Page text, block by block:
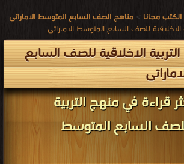
مجانا > مناهج الصف السابع المتوسط الاماراتى
للصف السابع المتوسط الاماراتى
الاخلاقية للصف السابع
قراءة في منهج التربية
السابع المتوسط